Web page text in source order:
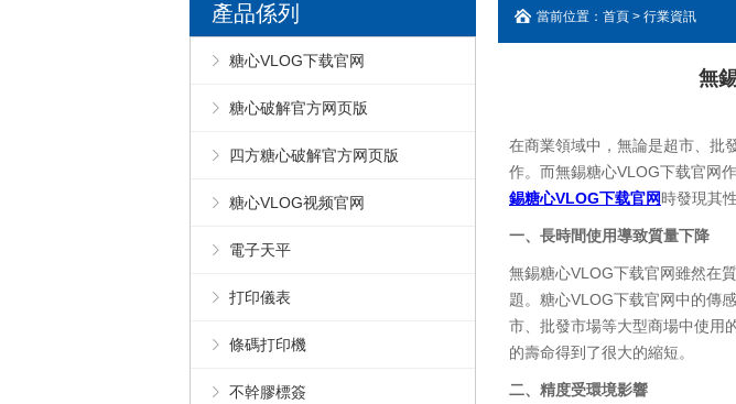
產品係列
糖心VLOG下载官网
糖心破解官方网页版
四方糖心破解官方网页版
糖心VLOG视频官网
電子天平
打印儀表
條碼打印機
不幹膠標簽
當前位置：首頁 > 行業資訊
無
在商業領域中，無論是超市、批
作。而無錫糖心VLOG下载官网
錫糖心VLOG下载官网時發現其
一、長時間使用導致質量下降
無錫糖心VLOG下载官网雖然在
題。糖心VLOG下载官网中的傳
市、批發市場等大型商場中使用
的壽命得到了很大的縮短。
二、精度受環境影響